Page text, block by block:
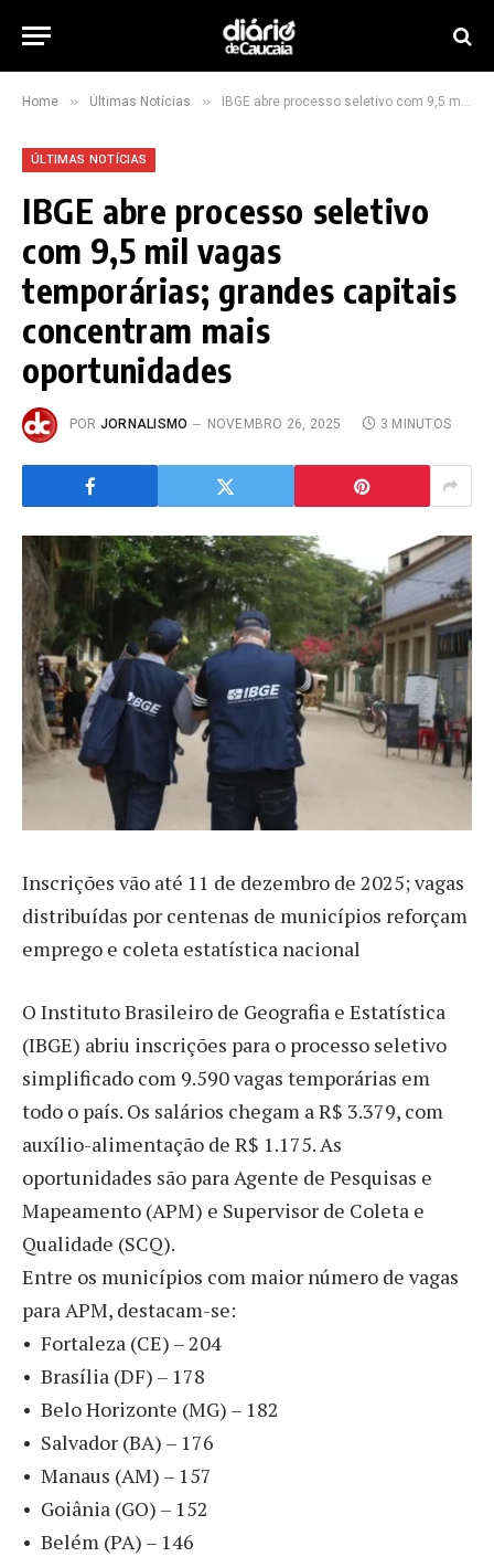
Home » Últimas Notícias » IBGE abre processo seletivo com 9,5 mil vagas temporárias; grandes capitais concentram mais oportunidades
ÚLTIMAS NOTÍCIAS
IBGE abre processo seletivo
com 9,5 mil vagas
temporárias; grandes capitais
concentram mais
oportunidades
POR JORNALISMO NOVEMBRO 26, 2025 3 MINUTOS
Inscrições vão até 11 de dezembro de 2025; vagas
distribuídas por centenas de municípios reforçam
emprego e coleta estatística nacional
O Instituto Brasileiro de Geografia e Estatística
(IBGE) abriu inscrições para o processo seletivo
simplificado com 9.590 vagas temporárias em
todo o país. Os salários chegam a R$ 3.379, com
auxílio-alimentação de R$ 1.175. As
oportunidades são para Agente de Pesquisas e
Mapeamento (APM) e Supervisor de Coleta e
Qualidade (SCQ).
Entre os municípios com maior número de vagas
para APM, destacam-se:
• Fortaleza (CE) – 204
• Brasília (DF) – 178
• Belo Horizonte (MG) – 182
• Salvador (BA) – 176
• Manaus (AM) – 157
• Goiânia (GO) – 152
• Belém (PA) – 146